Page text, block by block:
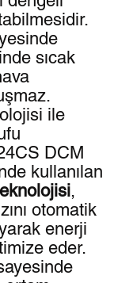
sıcak
ile
DCM
kullanılan
,
otomatik
enerji
eder.